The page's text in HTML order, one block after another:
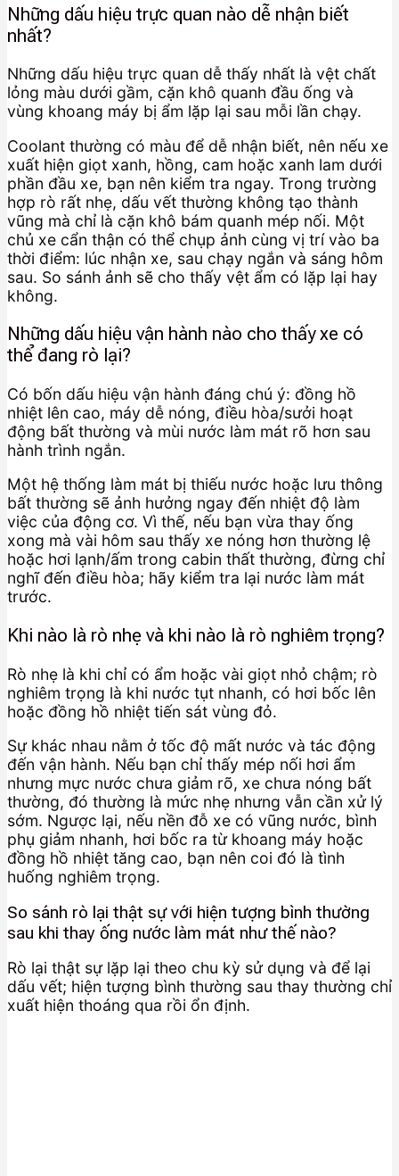
Những dấu hiệu trực quan nào dễ nhận biết
nhất?
Những dấu hiệu trực quan dễ thấy nhất là vệt chất
lỏng màu dưới gầm, cặn khô quanh đầu ống và
vùng khoang máy bị ẩm lặp lại sau mỗi lần chạy.
Coolant thường có màu để dễ nhận biết, nên nếu xe
xuất hiện giọt xanh, hồng, cam hoặc xanh lam dưới
phần đầu xe, bạn nên kiểm tra ngay. Trong trường
hợp rò rất nhẹ, dấu vết thường không tạo thành
vũng mà chỉ là cặn khô bám quanh mép nối. Một
chủ xe cẩn thận có thể chụp ảnh cùng vị trí vào ba
thời điểm: lúc nhận xe, sau chạy ngắn và sáng hôm
sau. So sánh ảnh sẽ cho thấy vệt ẩm có lặp lại hay
không.
Những dấu hiệu vận hành nào cho thấy xe có
thể đang rò lại?
Có bốn dấu hiệu vận hành đáng chú ý: đồng hồ
nhiệt lên cao, máy dễ nóng, điều hòa/sưởi hoạt
động bất thường và mùi nước làm mát rõ hơn sau
hành trình ngắn.
Một hệ thống làm mát bị thiếu nước hoặc lưu thông
bất thường sẽ ảnh hưởng ngay đến nhiệt độ làm
việc của động cơ. Vì thế, nếu bạn vừa thay ống
xong mà vài hôm sau thấy xe nóng hơn thường lệ
hoặc hơi lạnh/ấm trong cabin thất thường, đừng chỉ
nghĩ đến điều hòa; hãy kiểm tra lại nước làm mát
trước.
Khi nào là rò nhẹ và khi nào là rò nghiêm trọng?
Rò nhẹ là khi chỉ có ẩm hoặc vài giọt nhỏ chậm; rò
nghiêm trọng là khi nước tụt nhanh, có hơi bốc lên
hoặc đồng hồ nhiệt tiến sát vùng đỏ.
Sự khác nhau nằm ở tốc độ mất nước và tác động
đến vận hành. Nếu bạn chỉ thấy mép nối hơi ẩm
nhưng mực nước chưa giảm rõ, xe chưa nóng bất
thường, đó thường là mức nhẹ nhưng vẫn cần xử lý
sớm. Ngược lại, nếu nền đỗ xe có vũng nước, bình
phụ giảm nhanh, hơi bốc ra từ khoang máy hoặc
đồng hồ nhiệt tăng cao, bạn nên coi đó là tình
huống nghiêm trọng.
So sánh rò lại thật sự với hiện tượng bình thường
sau khi thay ống nước làm mát như thế nào?
Rò lại thật sự lặp lại theo chu kỳ sử dụng và để lại
dấu vết; hiện tượng bình thường sau thay thường chỉ
xuất hiện thoáng qua rồi ổn định.